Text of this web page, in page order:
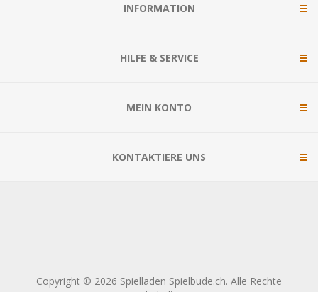
INFORMATION
HILFE & SERVICE
MEIN KONTO
KONTAKTIERE UNS
Copyright © 2026 Spielladen Spielbude.ch. Alle Rechte